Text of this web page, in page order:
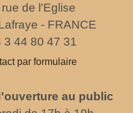
de l'Eglise
- FRANCE
3 44 80 47 31
par formulaire
au public